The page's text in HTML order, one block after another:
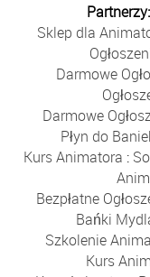
Partnerzy:
Sklep dla
Darmowe
Darmowe
Płyn do
Kurs Animatora :
Bezpłatne
Bańki
Szkolenie
Kurs